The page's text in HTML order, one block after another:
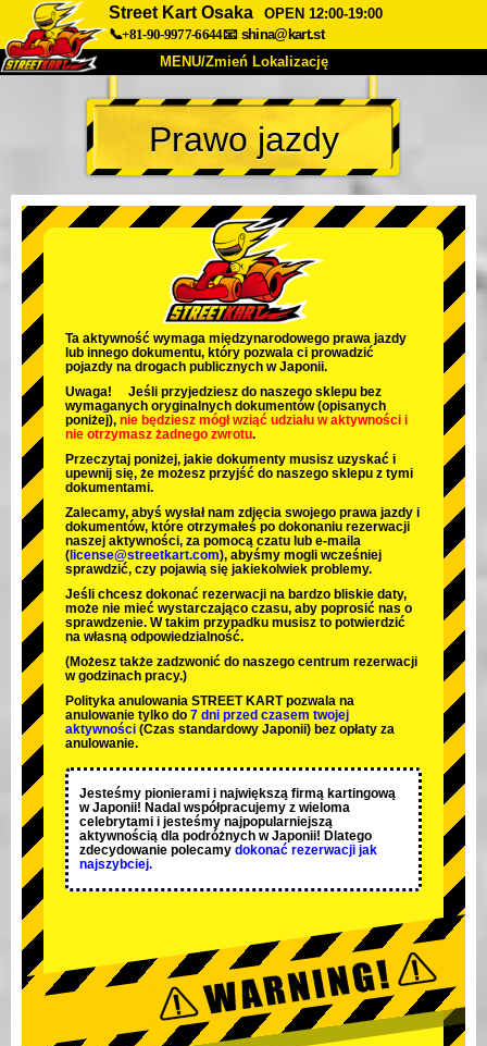
Street Kart Osaka
OPEN 12:00-19:00
📞+81-90-9977-6644📧 shina@kart.st
MENU/Zmień Lokalizację
TOP
O nas Specyfikacja Cena
Firma Rezerwacja
Zmień Lokalizację
Tokyo Shinagawa
Tokyo Akihabara#2
Tokyo Shibuya Annex
Tokyo Asakusa Osaka
Okinawa
Prawo jazdy
Ta aktywność wymaga międzynarodowego prawa jazdy
lub innego dokumentu, który pozwala ci prowadzić
pojazdy na drogach publicznych w Japonii.
Uwaga! Jeśli przyjedziesz do naszego sklepu bez
wymaganych oryginalnych dokumentów (opisanych
poniżej), nie będziesz mógł wziąć udziału w aktywności i
nie otrzymasz żadnego zwrotu.
Przeczytaj poniżej, jakie dokumenty musisz uzyskać i
upewnij się, że możesz przyjść do naszego sklepu z tymi
dokumentami.
Zalecamy, abyś wysłał nam zdjęcia swojego prawa jazdy i
dokumentów, które otrzymałeś po dokonaniu rezerwacji
naszej aktywności, za pomocą czatu lub e-maila
( license@streetkart.com), abyśmy mogli wcześniej
sprawdzić, czy pojawią się jakiekolwiek problemy.
Jeśli chcesz dokonać rezerwacji na bardzo bliskie daty,
może nie mieć wystarczająco czasu, aby poprosić nas o
sprawdzenie. W takim przypadku musisz to potwierdzić
na własną odpowiedzialność.
(Możesz także zadzwonić do naszego centrum rezerwacji
w godzinach pracy.)
Polityka anulowania STREET KART pozwala na
anulowanie tylko do 7 dni przed czasem twojej
aktywności (Czas standardowy Japonii) bez opłaty za
anulowanie.
Jesteśmy pionierami i największą firmą kartingową
w Japonii! Nadal współpracujemy z wieloma
celebrytami i jesteśmy najpopularniejszą
aktywnością dla podróżnych w Japonii! Dlatego
zdecydowanie polecamy dokonać rezerwacji jak
najszybciej.